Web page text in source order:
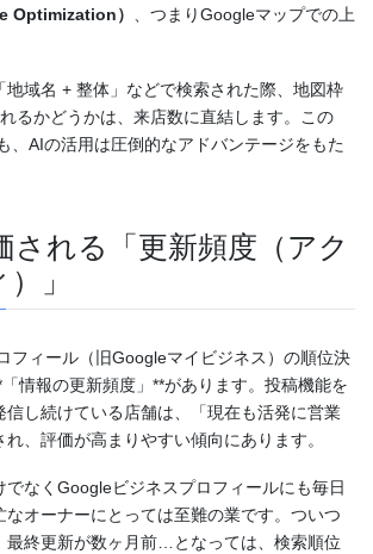
Optimization） 、つまりGoogleマップでの上
地域名 + 整体」などで検索された際、地図枠
るかどうかは、来店数に直結します。この
、AIの活用は圧倒的なアドバンテージをもた
される「更新頻度（アク
」
フィール（旧Googleマイビジネス）の順位決
情報の更新頻度」**があります。投稿機能を
信し続けている店舗は、「現在も活発に営業
れ、評価が高まりやすい傾向にあります。
でなくGoogleビジネスプロフィールにも毎日
なオーナーにとっては至難の業です。ついつ
最終更新が数ヶ月前…となっては、検索順位